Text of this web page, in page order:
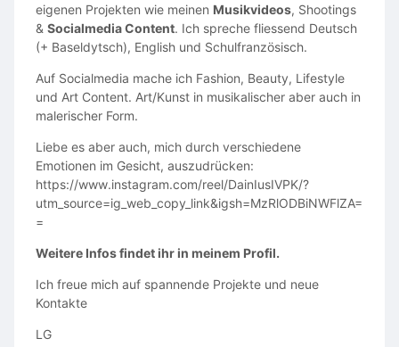
✔ Organisation durch die Drama Academy Switzerland
Jetzt anmelden
Die Teilnehmerzahl ist begrenzt.
Anmeldung
Sichere dir jetzt deinen Platz und verbringe mit uns
einen unvergesslichen Tag im Europa-Park.
eigenen Projekten wie meinen Musikvideos, Shootings
& Socialmedia Content. Ich spreche fliessend Deutsch
(+ Baseldytsch), English und Schulfranzösisch.
Auf Socialmedia mache ich Fashion, Beauty, Lifestyle
und Art Content. Art/Kunst in musikalischer aber auch in
malerischer Form.
Liebe es aber auch, mich durch verschiedene
Emotionen im Gesicht, auszudrücken:
https://www.instagram.com/reel/DainIusIVPK/?
utm_source=ig_web_copy_link&igsh=MzRlODBiNWFlZA=
=
Weitere Infos findet ihr in meinem Profil.
Ich freue mich auf spannende Projekte und neue
Kontakte
LG